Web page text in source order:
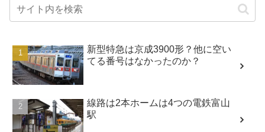
新型特急は京成3900形？他に空い
てる番号はなかったのか？
線路は2本ホームは4つの電鉄富山
駅